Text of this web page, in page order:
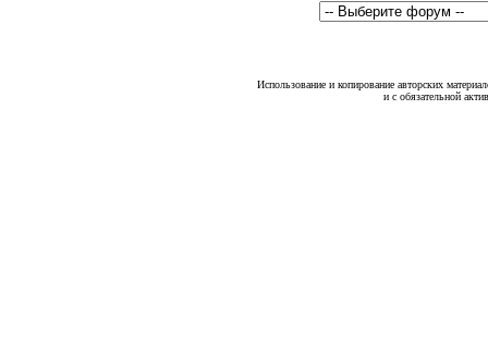
Использование и копирование авторских
и с обязательной